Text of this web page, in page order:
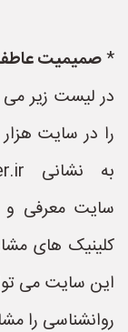
*صمیمیت
در لیست زیر می
را در سایت
سایت معرفی و
کلینیک های
این سایت می
روانشناسی را